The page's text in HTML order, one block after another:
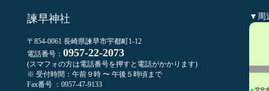
諫早神社
〒854-0061 長崎県諫早市宇都町1-12
電話番号： 0957-22-2073
(スマフォの方は電話番号を押すと電話がかかります)
※ 受付時間：午前９時 〜 午後５時頃まで
Fax番号 ：0957-47-9133
▼周